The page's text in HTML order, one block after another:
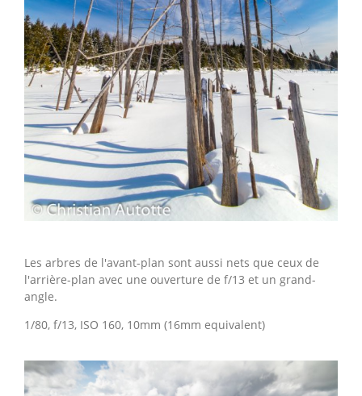
Les arbres de l'avant-plan sont aussi nets que ceux de
l'arrière-plan avec une ouverture de f/13 et un grand-
angle.
1/80, f/13, ISO 160, 10mm (16mm equivalent)